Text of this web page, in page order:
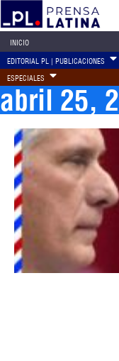
INICIO
EDITORIAL PL | PUBLICACIONES
ESPECIALES
abril 25,